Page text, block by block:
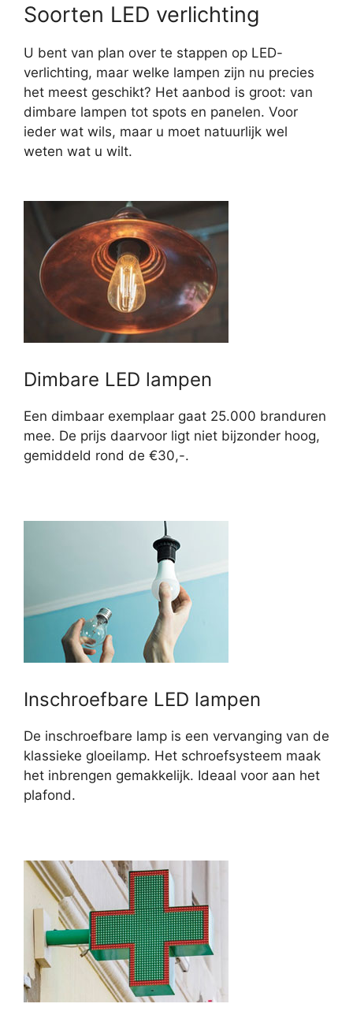
Soorten LED verlichting
U bent van plan over te stappen op LED-
verlichting, maar welke lampen zijn nu precies
het meest geschikt? Het aanbod is groot: van
dimbare lampen tot spots en panelen. Voor
ieder wat wils, maar u moet natuurlijk wel
weten wat u wilt.
Dimbare LED lampen
Een dimbaar exemplaar gaat 25.000 branduren
mee. De prijs daarvoor ligt niet bijzonder hoog,
gemiddeld rond de €30,-.
Inschroefbare LED lampen
De inschroefbare lamp is een vervanging van de
klassieke gloeilamp. Het schroefsysteem maak
het inbrengen gemakkelijk. Ideaal voor aan het
plafond.